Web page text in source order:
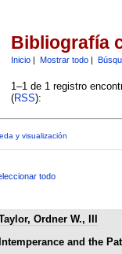
Bibliografía
Inicio| Mostrar todo|
1–1 de 1 registro
(RSS):
y visualización
todo
Ordner W., III
Intemperance and the